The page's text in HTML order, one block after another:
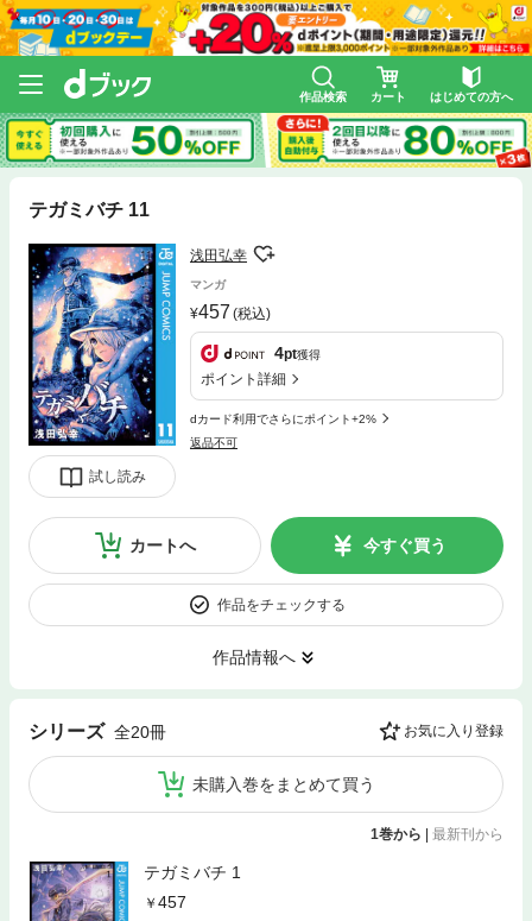
作品検索 カート はじめての方へ
テガミバチ 11
試し読み
浅田弘幸
マンガ
457 (税込)
4pt獲得
ポイント詳細
dカード利用でさらにポイント+2%
返品不可
カートへ 今すぐ買う
作品をチェックする
作品情報へ
シリーズ 全20冊 お気に入り登録
未購入巻をまとめて買う
1巻から 最新刊から
テガミバチ 1
457